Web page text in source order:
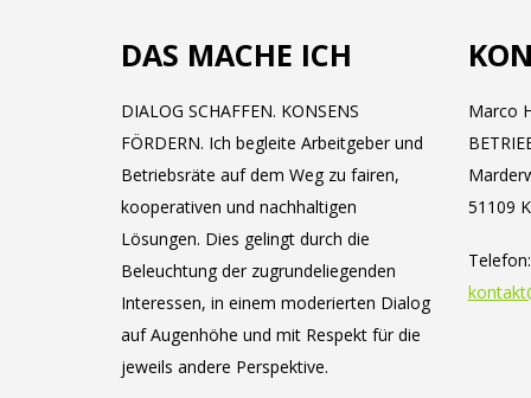
DAS MACHE ICH
DIALOG SCHAFFEN. KONSENS
FÖRDERN. Ich begleite Arbeitgeber und
Betriebsräte auf dem Weg zu fairen,
kooperativen und nachhaltigen
Lösungen. Dies gelingt durch die
Beleuchtung der zugrundeliegenden
Interessen, in einem moderierten Dialog
auf Augenhöhe und mit Respekt für die
jeweils andere Perspektive.
Marco
51109
Telefon: